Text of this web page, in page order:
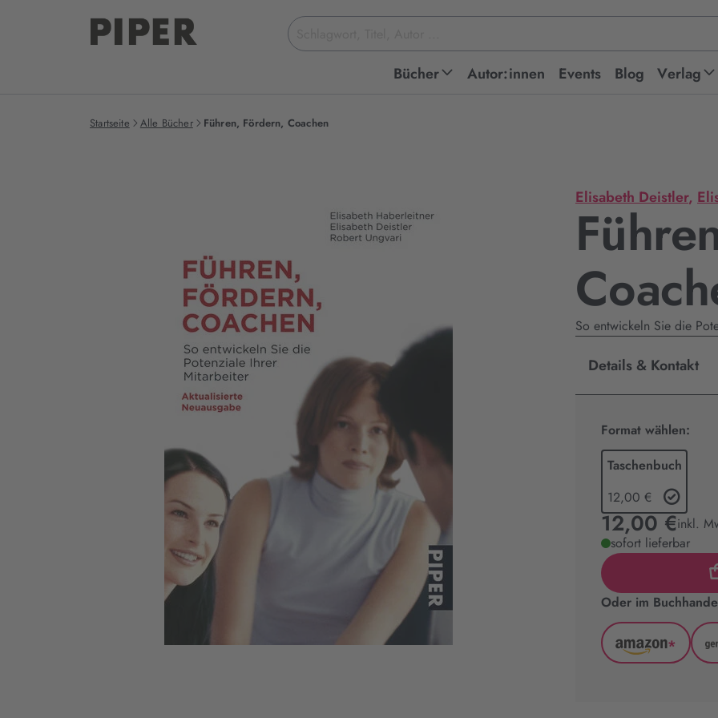
Suchbegriff
eingeben
Bücher Autor:innen Events Blog Verlag
Startseite Alle Bücher Führen, Fördern, Coachen
Elisabeth Deistler,
So entwickeln Sie die
Details & Kontakt
Format wählen:
Taschenbuch
12,00 €
12,00 €inkl.
sofort lieferbar
Oder im
Amazon
*